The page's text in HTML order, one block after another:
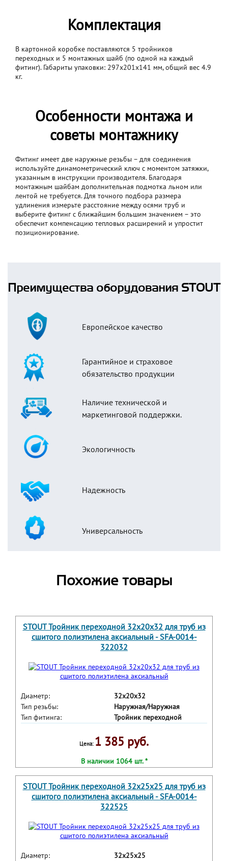
Комплектация
В картонной коробке поставляются 5 тройников
переходных и 5 монтажных шайб (по одной на каждый
фитинг). Габариты упаковки: 297x201x141 мм, общий вес 4.9
кг.
Особенности монтажа и
советы монтажнику
Фитинг имеет две наружные резьбы – для соединения
используйте динамометрический ключ с моментом затяжки,
указанным в инструкции производителя. Благодаря
монтажным шайбам дополнительная подмотка льном или
лентой не требуется. Для точного подбора размера
удлинения измерьте расстояние между осями труб и
выберите фитинг с ближайшим большим значением – это
обеспечит компенсацию тепловых расширений и упростит
позиционирование.
Преимущества оборудования STOUT
Европейское качество
Гарантийное и страховое
обязательство продукции
Наличие технической и
маркетинговой поддержки.
Экологичность
Надежность
Универсальность
Похожие товары
STOUT Тройник переходной 32x20x32 для труб из
сшитого полиэтилена аксиальный - SFA-0014-
322032
Диаметр:
32х20х32
Тип резьбы:
Наружная/Наружная
Тип фитинга:
Тройник переходной
Цена: 1 385 руб.
В наличии 1064 шт. *
STOUT Тройник переходной 32x25x25 для труб из
сшитого полиэтилена аксиальный - SFA-0014-
322525
Диаметр:
32х25х25